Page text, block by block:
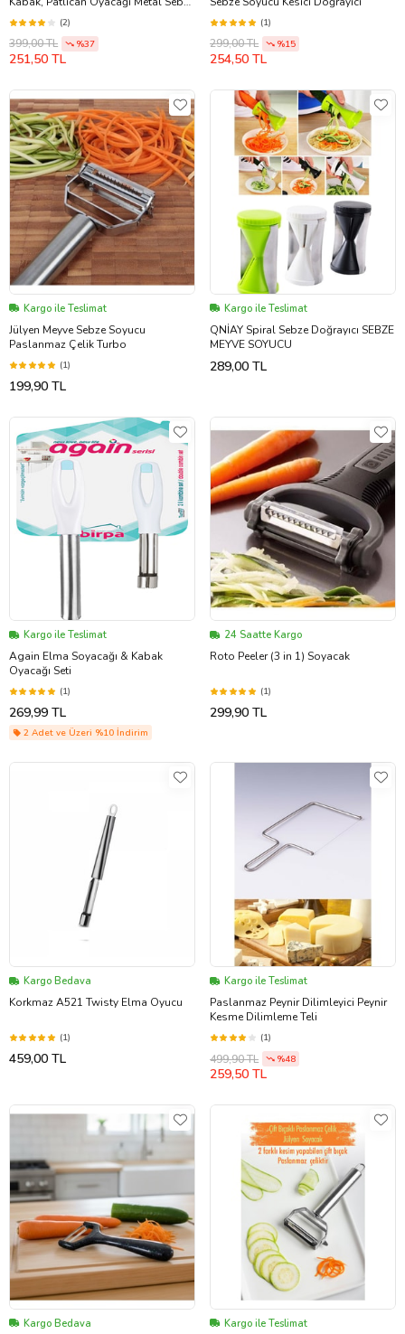
Oyacak
(2)
399,00 TL %37
251,50 TL
(1)
299,00 TL %15
254,50 TL
Kargo ile Teslimat
Jülyen Meyve Sebze Soyucu
Paslanmaz Çelik Turbo
(1)
199,90 TL
Kargo ile Teslimat
QNİAY Spiral Sebze Doğrayıcı SEBZE
MEYVE SOYUCU
289,00 TL
Kargo ile Teslimat
Again Elma Soyacağı & Kabak
Oyacağı Seti
(1)
269,99 TL
2 Adet ve Üzeri %10 İndirim
24 Saatte Kargo
Roto Peeler (3 in 1) Soyacak
(1)
299,90 TL
Kargo Bedava
Korkmaz A521 Twisty Elma Oyucu
(1)
459,00 TL
Kargo ile Teslimat
Paslanmaz Peynir Dilimleyici Peynir
Kesme Dilimleme Teli
(1)
499,90 TL %48
259,50 TL
Kargo Bedava Kargo ile Teslimat